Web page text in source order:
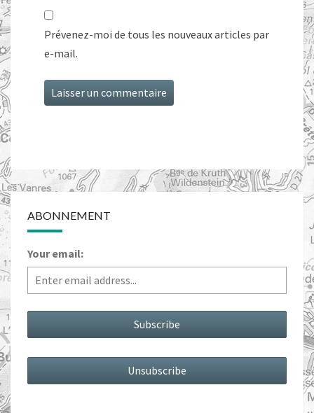
Prévenez-moi de tous les nouveaux articles par
e-mail.
ABONNEMENT
Your email: